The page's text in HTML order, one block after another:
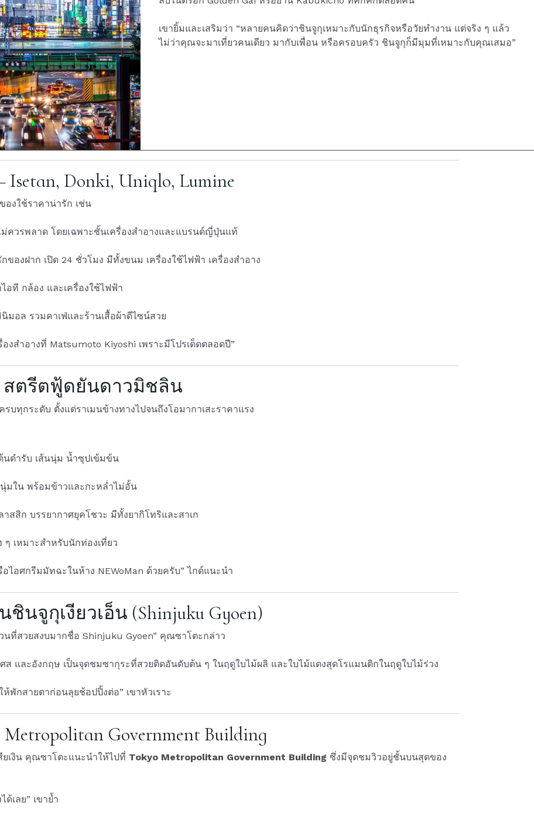
เขายิ้มและเสริมว่า “หลายคนคิดว่าชินจูกุเหมาะกับนักธุรกิจหรือวัยทำงาน แต่จริง ๆ แล้ว
ไม่ว่าคุณจะมาเที่ยวคนเดียว มากับเพื่อน หรือครอบครัว ชินจูกุก็มีมุมที่เหมาะกับคุณเสมอ”
Donki, Uniqlo, Lumine
งใช้ราคาน่ารัก เช่น
ควรพลาด โดยเฉพาะชั้นเครื่องสำอางและแบรนด์ญี่ปุ่นแท้
ของฝาก เปิด 24 ชั่วโมง มีทั้งขนม เครื่องใช้ไฟฟ้า เครื่องสำอาง
อที กล้อง และเครื่องใช้ไฟฟ้า
มอล รวมคาเฟ่และร้านเสื้อผ้าดีไซน์สวย
งสำอางที่ Matsumoto Kiyoshi เพราะมีโปรเด็ดตลอดปี”
สตรีตฟู้ดยันดาวมิชลิน
บทุกระดับ ตั้งแต่ราเมนข้างทางไปจนถึงโอมากาเสะราคาแรง
นตำรับ เส้นนุ่ม น้ำซุปเข้มข้น
ใน พร้อมข้าวและกะหล่ำไม่อั้น
สิก บรรยากาศยุคโชวะ มีทั้งยากิโทริและสาเก
เหมาะสำหรับนักท่องเที่ยว
อศกรีมมัทฉะในห้าง NEWoMan ด้วยครับ” ไกด์แนะนำ
นจูกุเงียวเอ็น (Shinjuku Gyoen)
ที่สวยสงบมากชื่อ Shinjuku Gyoen” คุณซาโตะกล่าว
ส และอังกฤษ เป็นจุดชมซากุระที่สวยติดอันดับต้น ๆ ในฤดูใบไม้ผลิ และใบไม้แดงสุดโรแมนติกในฤดูใบไม้ร่วง
พักสายตาก่อนลุยช้อปปิ้งต่อ” เขาหัวเราะ
Government Building
ยเงิน คุณซาโตะแนะนำให้ไปที่ Tokyo Metropolitan Government Building ซึ่งมีจุดชมวิวอยู่ชั้นบนสุดของ
เลย” เขาย้ำ